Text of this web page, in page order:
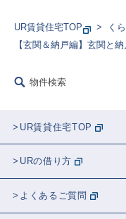
UR賃貸住宅TOP く
【玄関＆納戸編】玄関と
物件検索
UR賃貸住宅TOP
URの借り方
よくあるご質問